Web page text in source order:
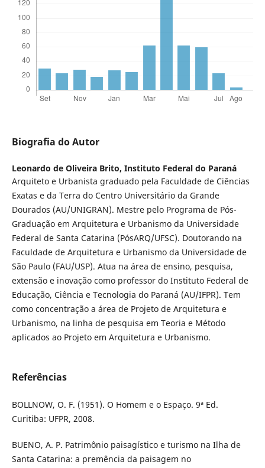
Biografia do Autor
Leonardo de Oliveira Brito, Instituto Federal do Paraná
Arquiteto e Urbanista graduado pela Faculdade de Ciências
Exatas e da Terra do Centro Universitário da Grande
Dourados (AU/UNIGRAN). Mestre pelo Programa de Pós-
Graduação em Arquitetura e Urbanismo da Universidade
Federal de Santa Catarina (PósARQ/UFSC). Doutorando na
Faculdade de Arquitetura e Urbanismo da Universidade de
São Paulo (FAU/USP). Atua na área de ensino, pesquisa,
extensão e inovação como professor do Instituto Federal de
Educação, Ciência e Tecnologia do Paraná (AU/IFPR). Tem
como concentração a área de Projeto de Arquitetura e
Urbanismo, na linha de pesquisa em Teoria e Método
aplicados ao Projeto em Arquitetura e Urbanismo.
Referências
BOLLNOW, O. F. (1951). O Homem e o Espaço. 9ª Ed.
Curitiba: UFPR, 2008.
BUENO, A. P. Patrimônio paisagístico e turismo na Ilha de
Santa Catarina: a premência da paisagem no